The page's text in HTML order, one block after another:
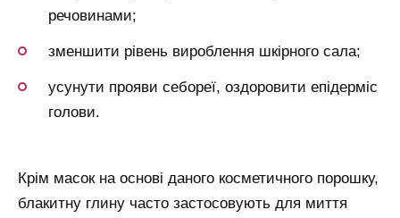
речовинами;
зменшити рівень вироблення шкірного сала;
усунути прояви себореї, оздоровити епідерміс
голови.
Крім масок на основі даного косметичного порошку,
блакитну глину часто застосовують для миття